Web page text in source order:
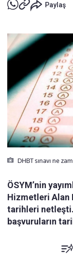
Paylaş
DHBT sınavı ne
ÖSYM’nin
Hizmetleri Alan
tarihleri netleşti.
başvuruların